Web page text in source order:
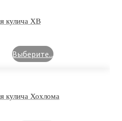
кулича ХВ
Выберите...
кулича Хохлома